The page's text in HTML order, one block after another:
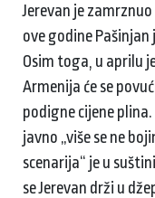
Jerevan je
ove godine
Osim toga, u aprilu
Armenija će se
podigne cijene
javno „više se ne
scenarija“ je u
se Jerevan drži u